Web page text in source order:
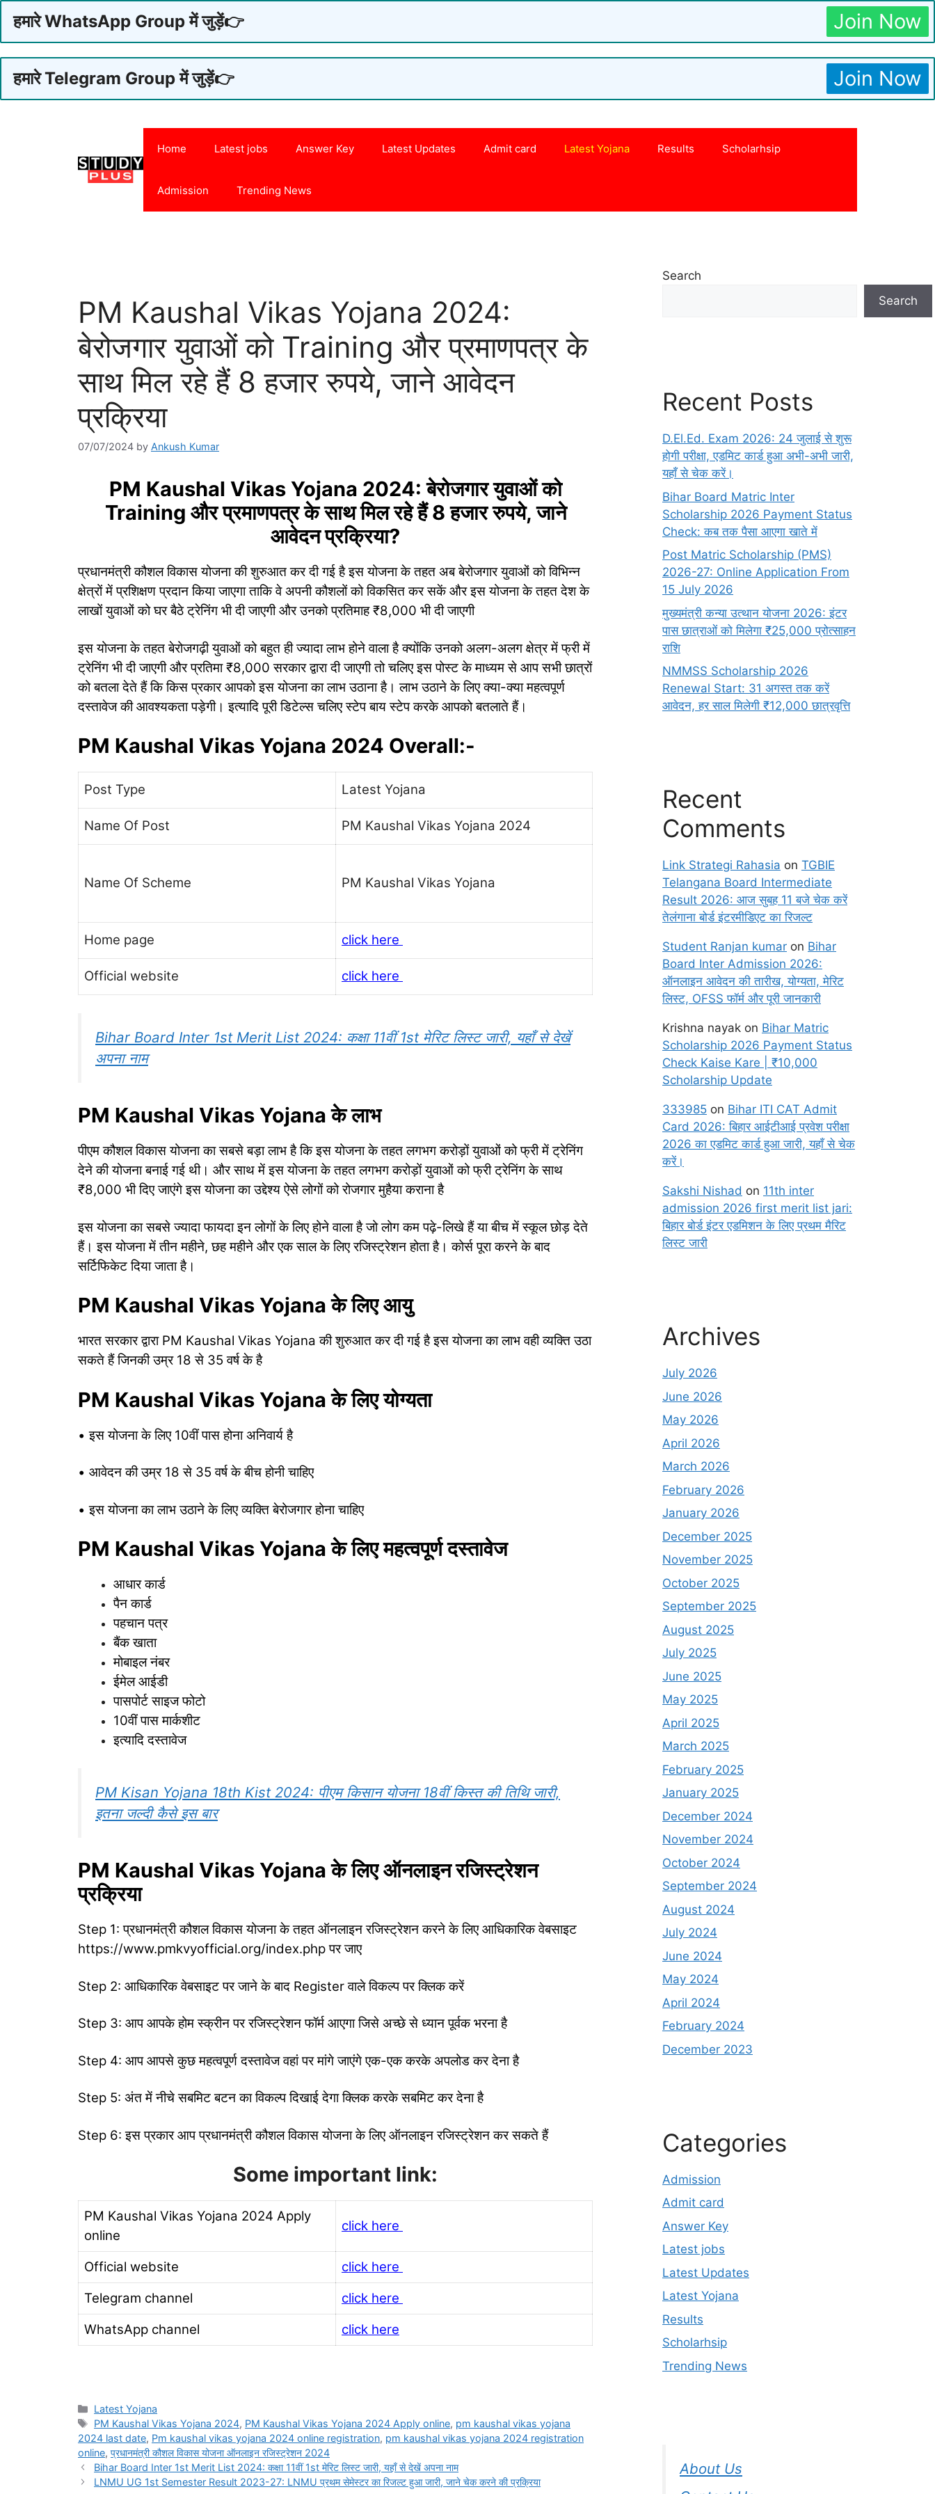
हमारे WhatsApp Group में जुड़ें👉 Join Now
हमारे Telegram Group में जुड़ें👉 Join Now
Home Latest jobs Answer Key Latest Updates Admit card Latest Yojana Results Scholarhsip
Admission Trending News
PM Kaushal Vikas Yojana 2024:
बेरोजगार युवाओं को Training और प्रमाणपत्र के
साथ मिल रहे हैं 8 हजार रुपये, जाने आवेदन
प्रक्रिया
07/07/2024 by Ankush Kumar
PM Kaushal Vikas Yojana 2024: बेरोजगार युवाओं को
Training और प्रमाणपत्र के साथ मिल रहे हैं 8 हजार रुपये, जाने
आवेदन प्रक्रिया?
प्रधानमंत्री कौशल विकास योजना की शुरुआत कर दी गई है इस योजना के तहत अब बेरोजगार युवाओं को विभिन्न
क्षेत्रों में प्रशिक्षण प्रदान किया जाएगा ताकि वे अपनी कौशलों को विकसित कर सकें और इस योजना के तहत देश के
लाखों युवाओं को घर बैठे ट्रेनिंग भी दी जाएगी और उनको प्रतिमाह ₹8,000 भी दी जाएगी
इस योजना के तहत बेरोजगढ़ी युवाओं को बहुत ही ज्यादा लाभ होने वाला है क्योंकि उनको अलग-अलग क्षेत्र में फ्री में
ट्रेनिंग भी दी जाएगी और प्रतिमा ₹8,000 सरकार द्वारा दी जाएगी तो चलिए इस पोस्ट के माध्यम से आप सभी छात्रों
को बतला देते हैं कि किस प्रकार आपको इस योजना का लाभ उठाना है। लाभ उठाने के लिए क्या-क्या महत्वपूर्ण
दस्तावेज की आवश्यकता पड़ेगी। इत्यादि पूरी डिटेल्स चलिए स्टेप बाय स्टेप करके आपको बतलाते हैं।
PM Kaushal Vikas Yojana 2024 Overall:-
Post Type Latest Yojana
Name Of Post PM Kaushal Vikas Yojana 2024
Name Of Scheme PM Kaushal Vikas Yojana
Home page click here
Official website click here
Bihar Board Inter 1st Merit List 2024: कक्षा 11वीं 1st मेरिट लिस्ट जारी, यहाँ से देखें
अपना नाम
PM Kaushal Vikas Yojana के लाभ
पीएम कौशल विकास योजना का सबसे बड़ा लाभ है कि इस योजना के तहत लगभग करोड़ों युवाओं को फ्री में ट्रेनिंग
देने की योजना बनाई गई थी। और साथ में इस योजना के तहत लगभग करोड़ों युवाओं को फ्री ट्रेनिंग के साथ
₹8,000 भी दिए जाएंगे इस योजना का उद्देश्य ऐसे लोगों को रोजगार मुहैया कराना है
इस योजना का सबसे ज्यादा फायदा इन लोगों के लिए होने वाला है जो लोग कम पढ़े-लिखे हैं या बीच में स्कूल छोड़ देते
हैं। इस योजना में तीन महीने, छह महीने और एक साल के लिए रजिस्ट्रेशन होता है। कोर्स पूरा करने के बाद
सर्टिफिकेट दिया जाता है।
PM Kaushal Vikas Yojana के लिए आयु
भारत सरकार द्वारा PM Kaushal Vikas Yojana की शुरुआत कर दी गई है इस योजना का लाभ वही व्यक्ति उठा
सकते हैं जिनकी उम्र 18 से 35 वर्ष के है
PM Kaushal Vikas Yojana के लिए योग्यता
• इस योजना के लिए 10वीं पास होना अनिवार्य है
• आवेदन की उम्र 18 से 35 वर्ष के बीच होनी चाहिए
• इस योजना का लाभ उठाने के लिए व्यक्ति बेरोजगार होना चाहिए
PM Kaushal Vikas Yojana के लिए महत्वपूर्ण दस्तावेज
आधार कार्ड
पैन कार्ड
पहचान पत्र
बैंक खाता
मोबाइल नंबर
ईमेल आईडी
पासपोर्ट साइज फोटो
10वीं पास मार्कशीट
इत्यादि दस्तावेज
PM Kisan Yojana 18th Kist 2024: पीएम किसान योजना 18वीं किस्त की तिथि जारी,
इतना जल्दी कैसे इस बार
PM Kaushal Vikas Yojana के लिए ऑनलाइन रजिस्ट्रेशन
प्रक्रिया
Step 1: प्रधानमंत्री कौशल विकास योजना के तहत ऑनलाइन रजिस्ट्रेशन करने के लिए आधिकारिक वेबसाइट
https://www.pmkvyofficial.org/index.php पर जाए
Step 2: आधिकारिक वेबसाइट पर जाने के बाद Register वाले विकल्प पर क्लिक करें
Step 3: आप आपके होम स्क्रीन पर रजिस्ट्रेशन फॉर्म आएगा जिसे अच्छे से ध्यान पूर्वक भरना है
Step 4: आप आपसे कुछ महत्वपूर्ण दस्तावेज वहां पर मांगे जाएंगे एक-एक करके अपलोड कर देना है
Step 5: अंत में नीचे सबमिट बटन का विकल्प दिखाई देगा क्लिक करके सबमिट कर देना है
Step 6: इस प्रकार आप प्रधानमंत्री कौशल विकास योजना के लिए ऑनलाइन रजिस्ट्रेशन कर सकते हैं
Some important link:
PM Kaushal Vikas Yojana 2024 Apply
online
click here
Official website
click here
Telegram channel
click here
WhatsApp channel
click here
Categories
Latest Yojana
Tags
PM Kaushal Vikas Yojana 2024, PM Kaushal Vikas Yojana 2024 Apply online, pm kaushal vikas yojana
2024 last date, Pm kaushal vikas yojana 2024 online registration, pm kaushal vikas yojana 2024 registration
online, प्रधानमंत्री कौशल विकास योजना ऑनलाइन रजिस्ट्रेशन 2024
Bihar Board Inter 1st Merit List 2024: कक्षा 11वीं 1st मेरिट लिस्ट जारी, यहाँ से देखें अपना नाम
LNMU UG 1st Semester Result 2023-27: LNMU प्रथम सेमेस्टर का रिजल्ट हुआ जारी, जाने चेक करने की प्रक्रिया
Search
Search
Recent Posts
D.El.Ed. Exam 2026: 24 जुलाई से शुरू
होगी परीक्षा, एडमिट कार्ड हुआ अभी-अभी जारी,
यहाँ से चेक करें।
Bihar Board Matric Inter
Scholarship 2026 Payment Status
Check: कब तक पैसा आएगा खाते में
Post Matric Scholarship (PMS)
2026-27: Online Application From
15 July 2026
मुख्यमंत्री कन्या उत्थान योजना 2026: इंटर
पास छात्राओं को मिलेगा ₹25,000 प्रोत्साहन
राशि
NMMSS Scholarship 2026
Renewal Start: 31 अगस्त तक करें
आवेदन, हर साल मिलेगी ₹12,000 छात्रवृत्ति
Recent
Comments
Link Strategi Rahasia on TGBIE
Telangana Board Intermediate
Result 2026: आज सुबह 11 बजे चेक करें
तेलंगाना बोर्ड इंटरमीडिएट का रिजल्ट
Student Ranjan kumar on Bihar
Board Inter Admission 2026:
ऑनलाइन आवेदन की तारीख, योग्यता, मेरिट
लिस्ट, OFSS फॉर्म और पूरी जानकारी
Krishna nayak on Bihar Matric
Scholarship 2026 Payment Status
Check Kaise Kare | ₹10,000
Scholarship Update
333985 on Bihar ITI CAT Admit
Card 2026: बिहार आईटीआई प्रवेश परीक्षा
2026 का एडमिट कार्ड हुआ जारी, यहाँ से चेक
करें।
Sakshi Nishad on 11th inter
admission 2026 first merit list jari:
बिहार बोर्ड इंटर एडमिशन के लिए प्रथम मैरिट
लिस्ट जारी
Archives
July 2026
June 2026
May 2026
April 2026
March 2026
February 2026
January 2026
December 2025
November 2025
October 2025
September 2025
August 2025
July 2025
June 2025
May 2025
April 2025
March 2025
February 2025
January 2025
December 2024
November 2024
October 2024
September 2024
August 2024
July 2024
June 2024
May 2024
April 2024
February 2024
December 2023
Categories
Admission
Admit card
Answer Key
Latest jobs
Latest Updates
Latest Yojana
Results
Scholarhsip
Trending News
About Us